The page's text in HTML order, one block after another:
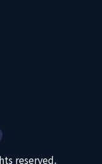
reserved.